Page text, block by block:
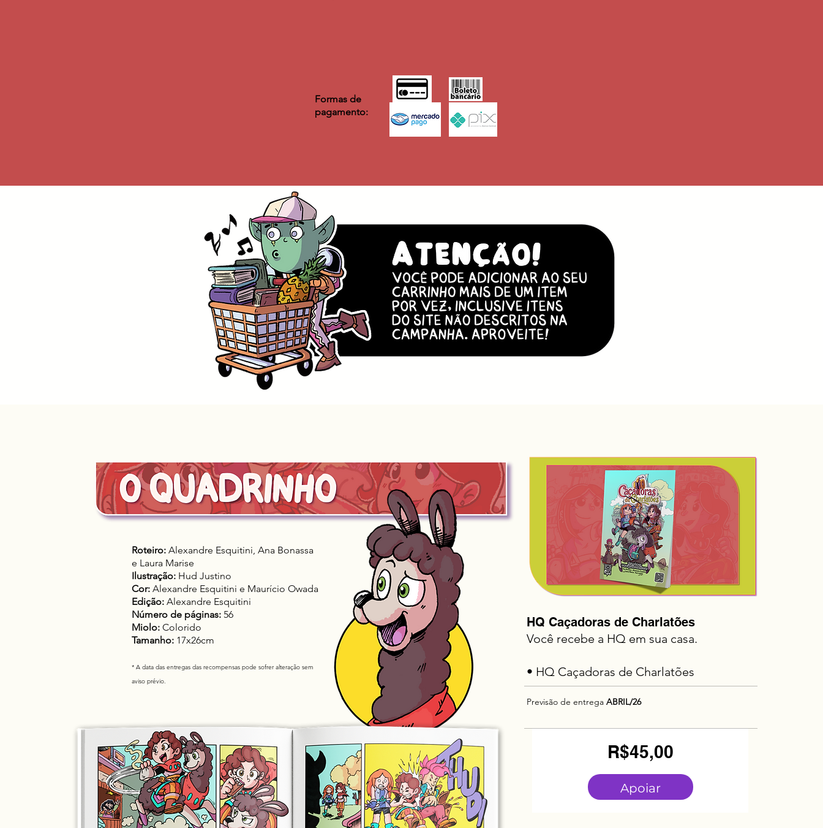
Formas de
pagamento:
HQ Caçadoras de Charlatões
Você recebe a HQ em sua casa.
• HQ Caçadoras de Charlatões
Previsão de entrega ABRIL/26
R$45,00Preço
Apoiar
Roteiro: Alexandre Esquitini, Ana Bonassa
e Laura Marise
Ilustração: Hud Justino
Cor: Alexandre Esquitini e Maurício Owada
Edição: Alexandre Esquitini
Número de páginas: 56
Miolo: Colorido
Tamanho: 17x26cm
* A data das entregas das recompensas pode sofrer alteração sem
aviso prévio.